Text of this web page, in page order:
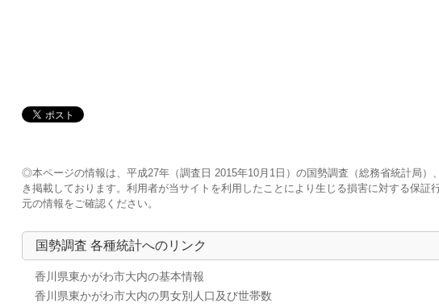
◎本ページの情報は、平成27年（調査日 2015年10月1日）の国勢調査（総務省統計局
き掲載しております。利用者が当サイトを利用したことにより生じる損害に対する保
元の情報をご確認ください。
国勢調査 各種統計へのリンク
香川県東かがわ市大内の基本情報
香川県東かがわ市大内の男女別人口及び世帯数